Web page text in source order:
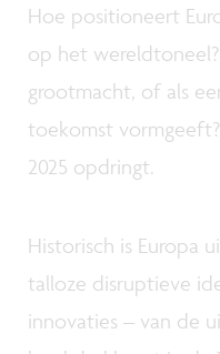
Hoe positioneert
op het
grootmacht, of als
toekomst
2025 opdringt.
Historisch is Europa
talloze disruptieve
innovaties – van de